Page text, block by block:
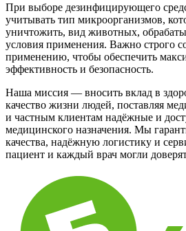
При выборе дезинфицирующего
учитывать тип микроорганизмов,
уничтожить, вид животных,
условия применения. Важно строго
применению, чтобы обеспечить
эффективность и безопасность.
Наша миссия — вносить вклад в
качество жизни людей, поставляя
и частным клиентам надёжные и
медицинского назначения. Мы
качества, надёжную логистику и
пациент и каждый врач могли